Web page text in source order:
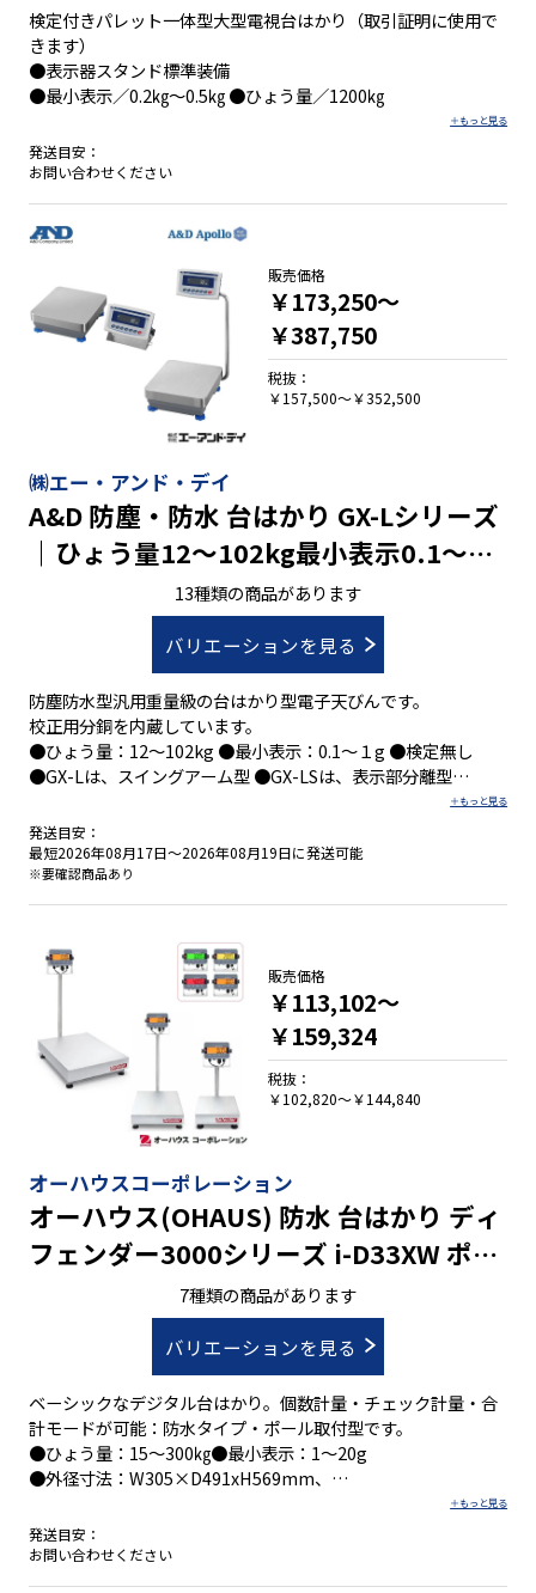
検定付きパレット一体型大型電視台はかり（取引証明に使用で
きます）
●表示器スタンド標準装備
●最小表示／0.2㎏～0.5㎏ ●ひょう量／1200㎏
発送目安：
お問い合わせください
㈱エー・アンド・デイ
A&D 防塵・防水 台はかり GX-Lシリーズ
｜ひょう量12～102kg最小表示0.1～1g
｜校正分銅内蔵13種類の商品があります
バリエーションを見る
防塵防水型汎用重量級の台はかり型電子天びんです。
校正用分銅を内蔵しています。
●ひょう量：12～102kg ●最小表示：0.1～１g ●検定無し
●GX-Lは、スイングアーム型 ●GX-LSは、表示部分離型
●生産ラインの組み込み時にＩＳＤ：衝撃検出機能
●繰り返し性・最小計量値の確認にＥＣＬ：電子制御荷重機能
●ポンプ流量など液体の計量にＦＲＤ：流量測定機能
●天びんの特性・計量スピードをチューニング可能
●２ch出力標準装備：ＲＳ-２３２ＣとＵＳＢ
●ＧＸ-ＬＤタイプは、スマートレンジ機能
発送目安：
最短2026年08月17日～2026年08月19日に発送可能
※要確認商品あり
販売価格
￥173,250～
￥387,750
税抜：
￥157,500～￥352,500
オーハウスコーポレーション
オーハウス(OHAUS) 防水 台はかり ディ
フェンダー3000シリーズ i-D33XW ポー
ル取付型 積載面広め
7種類の商品があります
バリエーションを見る
ベーシックなデジタル台はかり。個数計量・チェック計量・合
計モードが可能：防水タイプ・ポール取付型です。
●ひょう量：15～300㎏●最小表示：1～20g
●外径寸法：W305×D491xH569mm、
W420×D688xH922mm、W500×D787xH922mm●積載面寸
法：305×355mm、420×550mm、500×650mm
発送目安：
お問い合わせください
販売価格
￥113,102～
￥159,324
税抜：
￥102,820～￥144,840